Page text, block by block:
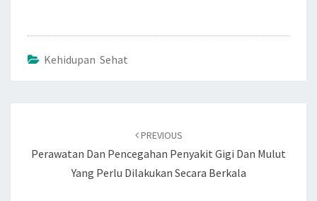
Kehidupan Sehat
PREVIOUS
Perawatan Dan Pencegahan Penyakit Gigi Dan Mulut
Yang Perlu Dilakukan Secara Berkala